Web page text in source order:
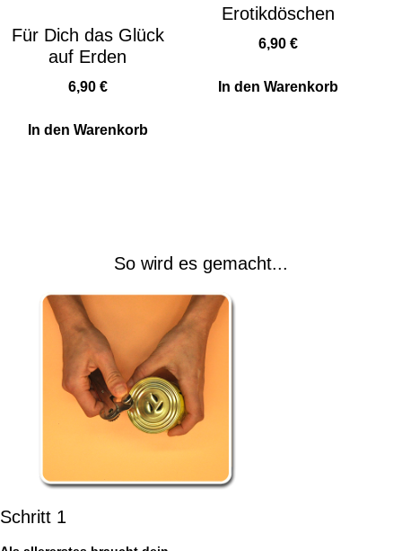
Für Dich das Glück
auf Erden
6,90 €
In den Warenkorb
Erotikdöschen
6,90€
In den Warenkorb
So wird es gemacht...
Schritt 1